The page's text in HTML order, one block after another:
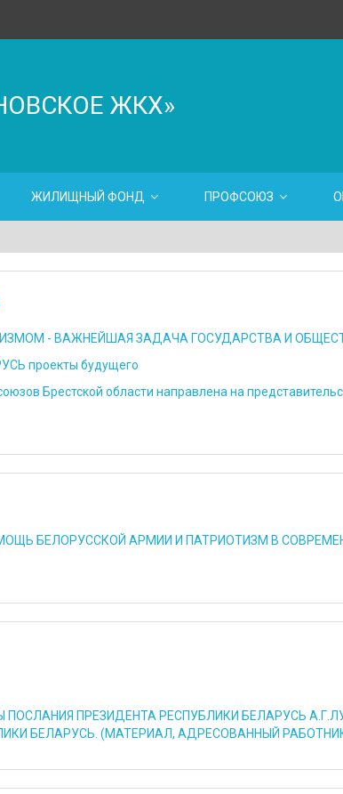
ЖКХ»
ЖИЛИЩНЫЙ ФОНД ПРОФСОЮЗ
- ВАЖНЕЙШАЯ ЗАДАЧА ГОСУДАРСТВА И
проекты будущего
Брестской области направлена на
БЕЛОРУССКОЙ АРМИИ И ПАТРИОТИЗМ В
ПОСЛАНИЯ ПРЕЗИДЕНТА РЕСПУБЛИКИ БЕЛАРУСЬ
БЕЛАРУСЬ. (МАТЕРИАЛ, АДРЕСОВАННЫЙ